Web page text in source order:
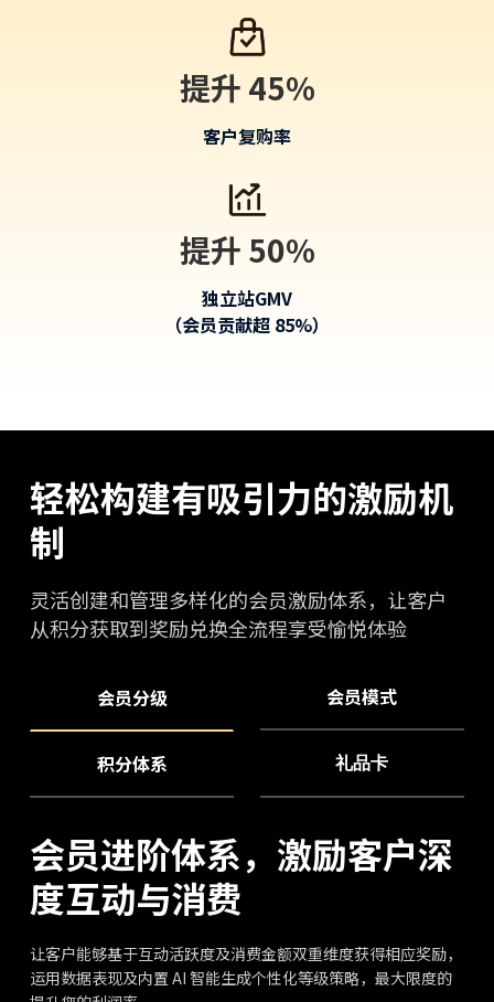
提升 45%
客户复购率
提升 50%
独立站GMV
（会员贡献超 85%）
轻松构建有吸引力的激励机
制
灵活创建和管理多样化的会员激励体系，让客户
从积分获取到奖励兑换全流程享受愉悦体验
会员分级 会员模式
积分体系 礼品卡
会员进阶体系，激励客户深
度互动与消费
让客户能够基于互动活跃度及消费金额双重维度获得相应奖励，
运用数据表现及内置 AI 智能生成个性化等级策略，最大限度的